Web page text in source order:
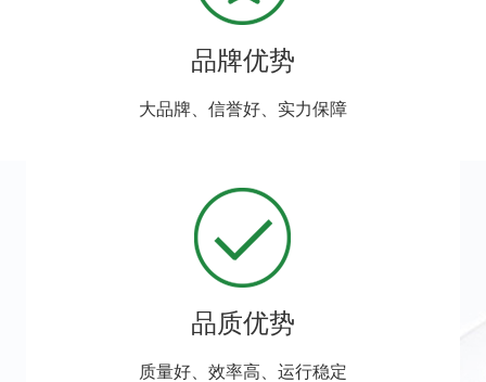
品牌优势
大品牌、信誉好、实力保障
品质优势
质量好、效率高、运行稳定